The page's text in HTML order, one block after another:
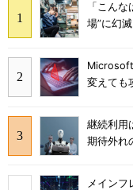
「こん
場”に幻
変えても
継続利用
期待外れ
メイン